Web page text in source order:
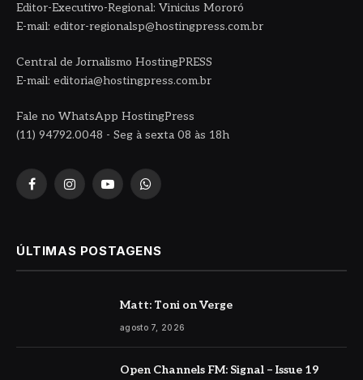
Editor-Executivo-Regional: Vinicius Mororó
E-mail: editor-regionalsp@hostingpress.com.br
Central de Jornalismo HostingPRESS
E-mail: editoria@hostingpress.com.br
Fale no WhatsApp HostingPress
(11) 94792.0048 - Seg à sexta 08 às 18h
FacebookInstagramYouTubeWhatsApp
ÚLTIMAS POSTAGENS
Matt: Toni on Verge
agosto 7, 2026
Open Channels FM: Signal – Issue 19